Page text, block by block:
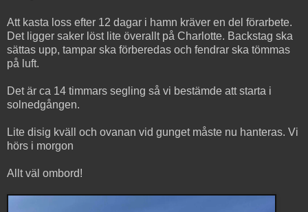
Att kasta loss efter 12 dagar i hamn kräver en del förarbete.
Det ligger saker löst lite överallt på Charlotte. Backstag ska
sättas upp, tampar ska förberedas och fendrar ska tömmas
på luft.
Det är ca 14 timmars segling så vi bestämde att starta i
solnedgången.
Lite disig kväll och ovanan vid gunget måste nu hanteras. Vi
hörs i morgon
Allt väl ombord!